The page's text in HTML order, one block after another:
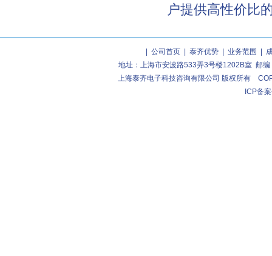
户提供高性价比
|公司首页 |泰齐优势 |业务范围
地址：上海市安波路533弄3号楼1202B室 邮
上海泰齐电子科技咨询有限公司 版权所有
ICP备